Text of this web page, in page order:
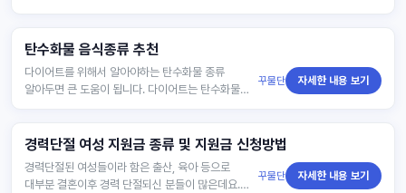
탄수화물 음식종류 추천
다이어트를 위해서 알아야하는 탄수화물 종류
알아두면 큰 도움이 됩니다. 다이어트는 탄수화물
꾸물단 자세한 내용 보기
경력단절 여성 지원금 종류 및 지원금 신청방법
경력단절된 여성들이라 함은 출산, 육아 등으로
대부분 결혼이후 경력 단절되신 분들이 많은데요.
꾸물단 자세한 내용 보기